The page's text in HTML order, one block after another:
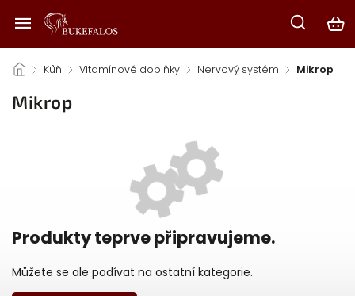
/ Kůň / Vitamínové doplňky / Nervový systém / Mikrop
Mikrop
Produkty teprve připravujeme.
Můžete se ale podívat na ostatní kategorie.